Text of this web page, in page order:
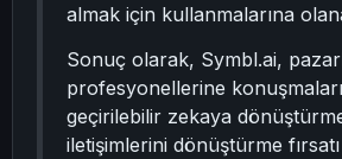
almak için kullanmalarına
Sonuç olarak, Symbl.ai,
profesyonellerine
geçirilebilir zekaya
iletişimlerini dönüştürme